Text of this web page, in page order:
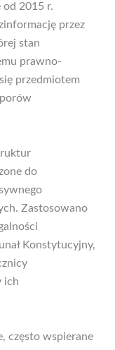
od 2015 r.
przez
stan
prawno-
przedmiotem
do
Zastosowano
Konstytucyjny,
ich
często wspierane